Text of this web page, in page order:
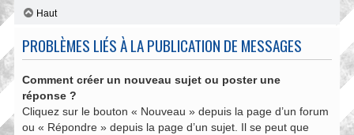
Haut
PROBLÈMES LIÉS À LA PUBLICATION DE MESSAGES
Comment créer un nouveau sujet ou poster une
réponse ?
Cliquez sur le bouton « Nouveau » depuis la page d’un forum
ou « Répondre » depuis la page d’un sujet. Il se peut que